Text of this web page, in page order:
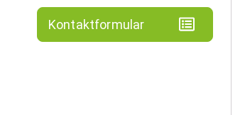
Kontaktformular